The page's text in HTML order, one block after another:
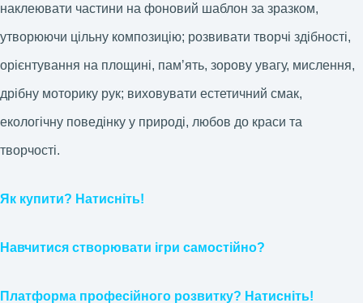
наклеювати частини на фоновий шаблон за зразком,
утворюючи цільну композицію; розвивати творчі здібності,
орієнтування на площині, памʼять, зорову увагу, мислення,
дрібну моторику рук; виховувати естетичний смак,
екологічну поведінку у природі, любов до краси та
творчості.
Як купити? Натисніть!
Навчитися створювати ігри самостійно?
Платформа професійного розвитку? Натисніть!